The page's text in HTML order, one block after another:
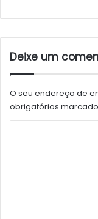
Deixe um
O seu endereço de
obrigatórios